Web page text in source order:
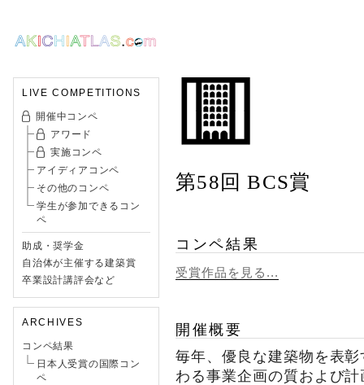
LIVE COMPETITIONS
開催中コンペ
アワード
実施コンペ
アイディアコンペ
その他のコンペ
学生が参加できるコン
ペ
助成・奨学金
自治体が主催する建築賞
卒業設計講評会など
ARCHIVES
コンペ結果
日本人受賞の国際コン
ペ
第58回 BCS賞
コンペ結果
受賞作品を見る...
開催概要
毎年、優良な建築物を表
わる事業企画の質および